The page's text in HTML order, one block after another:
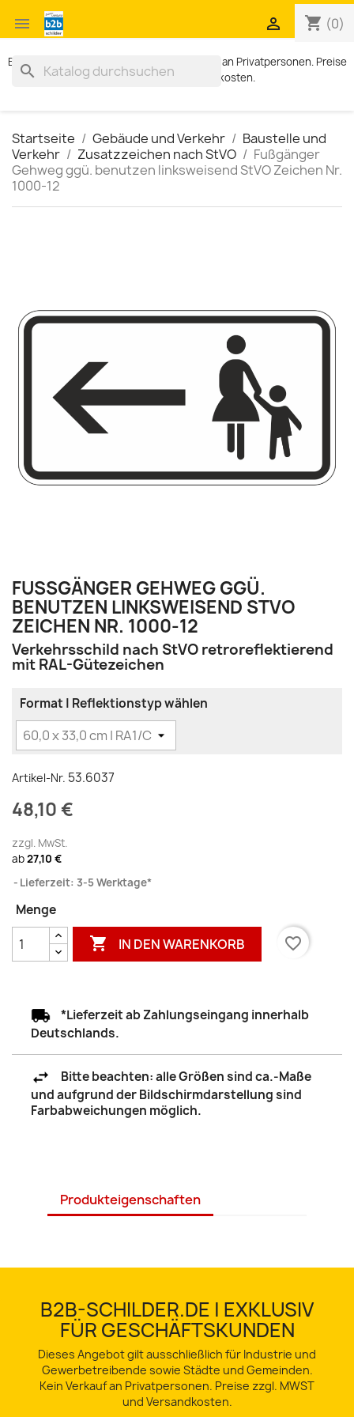
 shopping_cart (0)

Exklusiv für Geschäftskunden. Kein Verkauf an Privatpersonen. Preise
zzgl. MWST und Versandkosten.
search
Startseite Gebäude und Verkehr
Baustelle und
Verkehr
Zusatzzeichen nach StVO
Fußgänger
Gehweg ggü. benutzen linksweisend StVO Zeichen Nr.
1000-12
FUSSGÄNGER GEHWEG GGÜ. B
ENUTZEN LINKSWEISEND STVO Z
EICHEN NR. 1000-12
Verkehrsschild nach StVO retroreflektierend
mit RAL-Gütezeichen
Format | Reflektionstyp wählen
Artikel-Nr. 53.6037
48,10 €
zzgl. MwSt.
ab27,10 €
Lieferzeit: 3-5 Werktage*
Menge
 IN DEN WARENKORB favorite_border
*Lieferzeit ab Zahlungseingang innerhalb
Deutschlands.
Bitte beachten: alle Größen sind ca.-Maße
und aufgrund der Bildschirmdarstellung sind
Farbabweichungen möglich.
Produkteigenschaften
B2B-SCHILDER.DE | EXKLUSIV
FÜR GESCHÄFTSKUNDEN
Dieses Angebot gilt ausschließlich für Industrie und
Gewerbetreibende sowie Städte und Gemeinden.
Kein Verkauf an Privatpersonen. Preise zzgl. MWST
und Versandkosten.